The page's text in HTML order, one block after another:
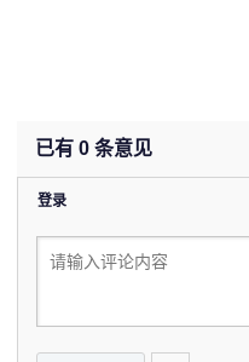
已有 0 条意见
登录